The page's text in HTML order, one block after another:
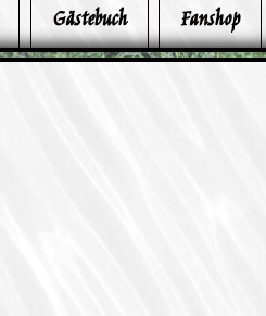
Gästebuch Fanshop